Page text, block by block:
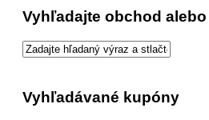
Vyhľadajte obchod
Vyhľadávané kupóny